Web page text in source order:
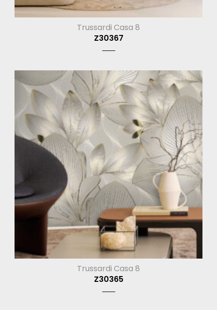
Trussardi Casa 8
Z30367
Trussardi Casa 8
Z30365